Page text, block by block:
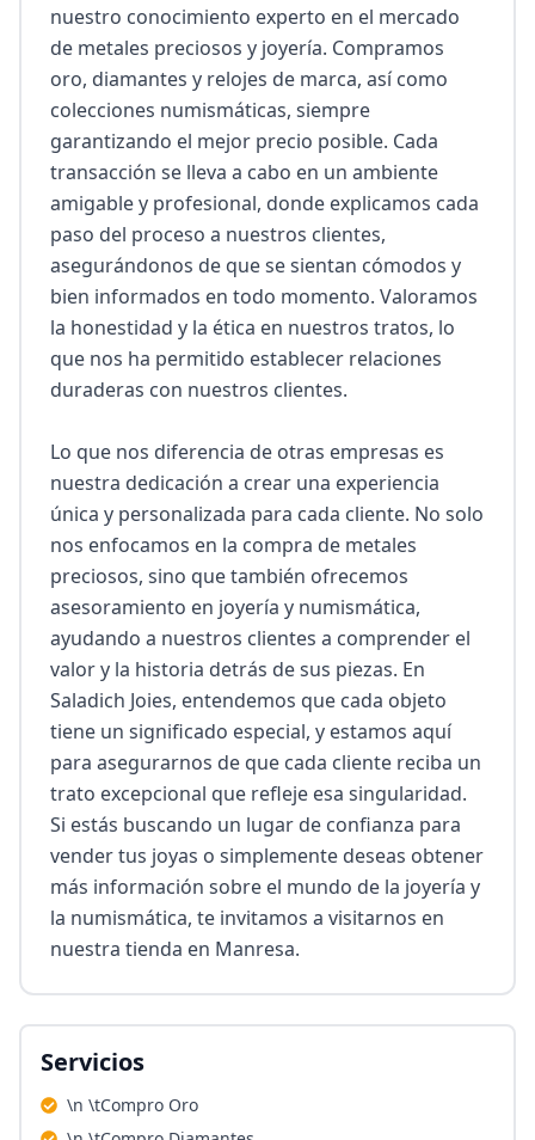
nuestro conocimiento experto en el mercado
de metales preciosos y joyería. Compramos
oro, diamantes y relojes de marca, así como
colecciones numismáticas, siempre
garantizando el mejor precio posible. Cada
transacción se lleva a cabo en un ambiente
amigable y profesional, donde explicamos cada
paso del proceso a nuestros clientes,
asegurándonos de que se sientan cómodos y
bien informados en todo momento. Valoramos
la honestidad y la ética en nuestros tratos, lo
que nos ha permitido establecer relaciones
duraderas con nuestros clientes.
Lo que nos diferencia de otras empresas es
nuestra dedicación a crear una experiencia
única y personalizada para cada cliente. No solo
nos enfocamos en la compra de metales
preciosos, sino que también ofrecemos
asesoramiento en joyería y numismática,
ayudando a nuestros clientes a comprender el
valor y la historia detrás de sus piezas. En
Saladich Joies, entendemos que cada objeto
tiene un significado especial, y estamos aquí
para asegurarnos de que cada cliente reciba un
trato excepcional que refleje esa singularidad.
Si estás buscando un lugar de confianza para
vender tus joyas o simplemente deseas obtener
más información sobre el mundo de la joyería y
la numismática, te invitamos a visitarnos en
nuestra tienda en Manresa.
Servicios
\n \tCompro Oro